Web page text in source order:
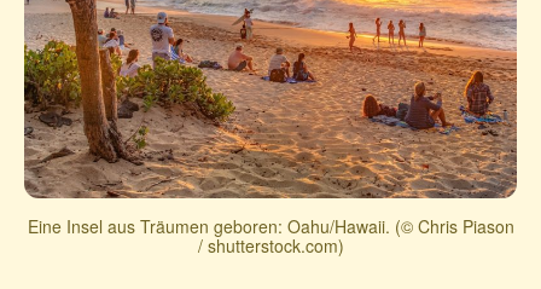
Eine Insel aus Träumen geboren: Oahu/Hawaii. (© Chris Piason
/ shutterstock.com)